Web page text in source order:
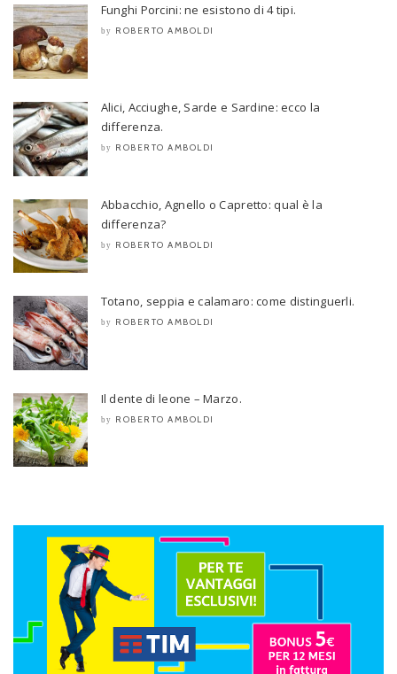
Funghi Porcini: ne esistono di 4 tipi.
by ROBERTO AMBOLDI
Alici, Acciughe, Sarde e Sardine: ecco la
differenza.
by ROBERTO AMBOLDI
Abbacchio, Agnello o Capretto: qual è la
differenza?
by ROBERTO AMBOLDI
Totano, seppia e calamaro: come distinguerli.
by ROBERTO AMBOLDI
Il dente di leone – Marzo.
by ROBERTO AMBOLDI